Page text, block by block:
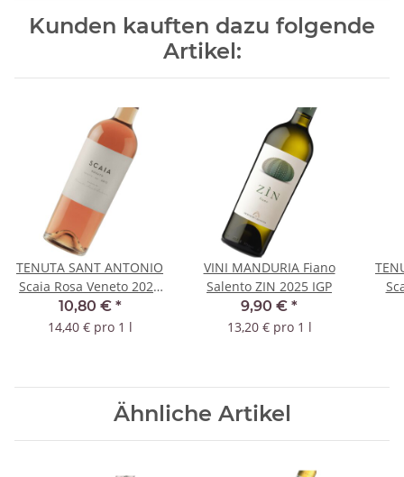
Kunden kauften dazu folgende
Artikel:
TENUTA SANT ANTONIO
Scaia Rosa Veneto 2023
IGT
10,80 € *
14,40 € pro 1 l
VINI MANDURIA Fiano
Salento ZIN 2025 IGP
9,90 € *
13,20 € pro 1 l
Ähnliche Artikel